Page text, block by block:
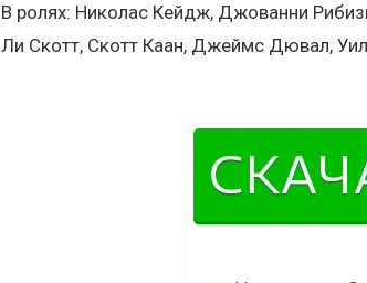
В ролях: Николас Кейдж, Джованни
Ли Скотт, Скотт Каан, Джеймс Дювал,